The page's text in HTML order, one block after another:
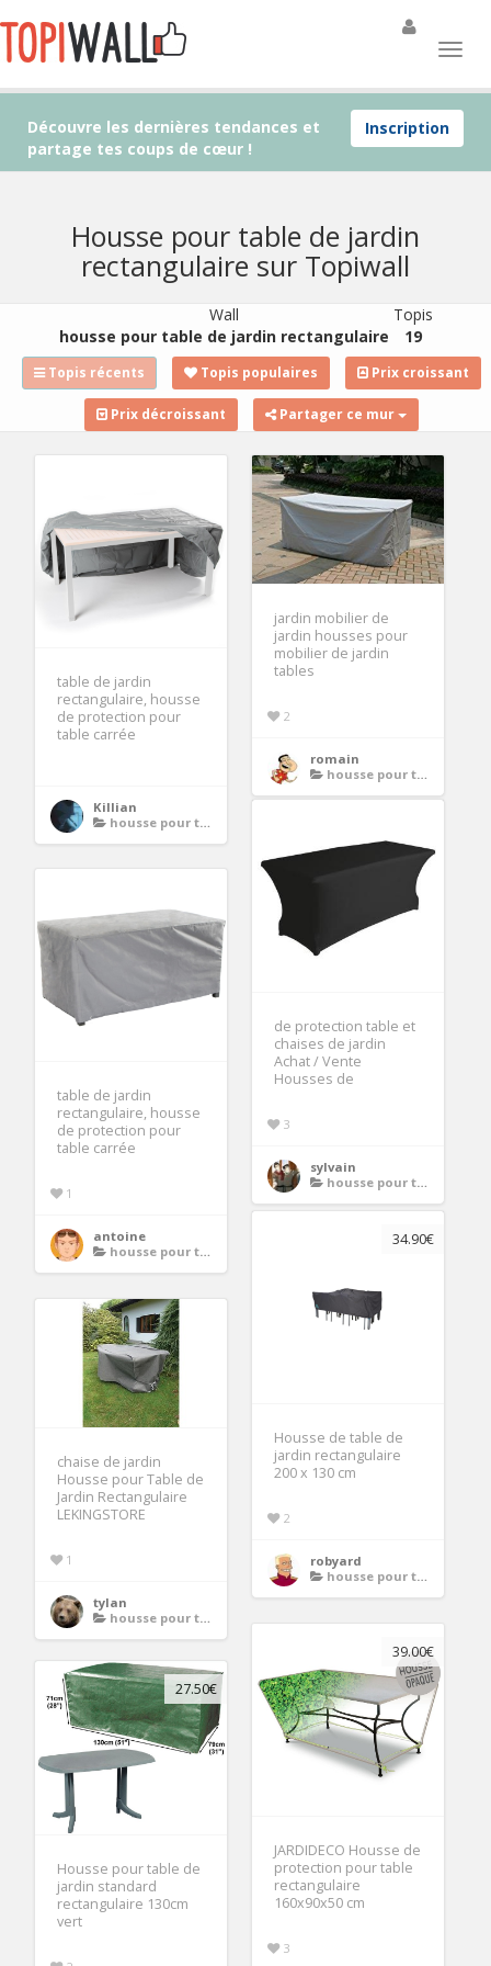
Inscription
Découvre les dernières tendances et
partage tes coups de cœur !
Housse pour table de jardin
rectangulaire sur Topiwall
Wall
housse pour table de jardin rectangulaire
Topis
19
Topis récents Topis populaires Prix croissant
Prix décroissant Partager ce mur
table de jardin
rectangulaire, housse
de protection pour
table carrée
Killian
housse pour table de jardin rectangulaire
jardin mobilier de
jardin housses pour
mobilier de jardin
tables
2
romain
housse pour table de jardin rectangulaire
de protection table et
chaises de jardin
Achat / Vente
Housses de
3
sylvain
housse pour table de jardin rectangulaire
table de jardin
rectangulaire, housse
de protection pour
table carrée
1
antoine
housse pour table de jardin rectangulaire
34.90€
Housse de table de
jardin rectangulaire
200 x 130 cm
2
robyard
housse pour table de jardin rectangulaire
chaise de jardin
Housse pour Table de
Jardin Rectangulaire
LEKINGSTORE
1
tylan
housse pour table de jardin rectangulaire
39.00€
JARDIDECO Housse de
protection pour table
rectangulaire
160x90x50 cm
3
27.50€
Housse pour table de
jardin standard
rectangulaire 130cm
vert